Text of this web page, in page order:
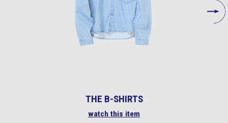
THE B-SHIRTS
watch this item